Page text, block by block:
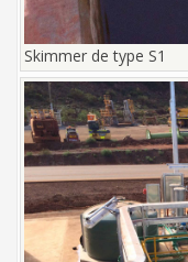
Skimmer de type S1